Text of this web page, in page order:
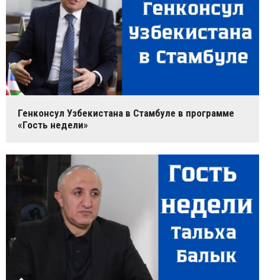
Генконсул Узбекистана в Стамбуле в программе
«Гость недели»